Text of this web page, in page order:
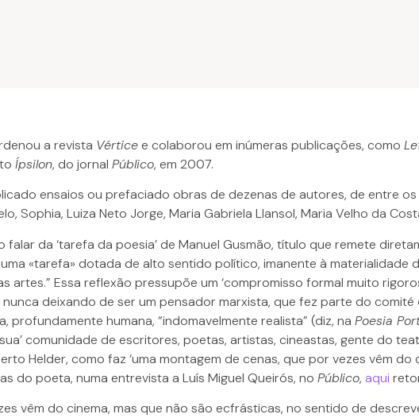
a revista Vértice e colaborou em inúmeras publicações, como
Ípsilon, do jornal Público, em 2007.
ensaios ou prefaciado obras de dezenas de autores, de entre
Sophia, Luiza Neto Jorge, Maria Gabriela Llansol, Maria Velho da
falar da ‘tarefa da poesia’ de Manuel Gusmão, título que remete
«tarefa» dotada de alto sentido político, imanente à materialidade
Essa reflexão pressupõe um ‘compromisso formal muito
nunca deixando de ser um pensador marxista, que fez parte do
profundamente humana, “indomavelmente realista” (diz, na Poesia
comunidade de escritores, poetas, artistas, cineastas, gente do
Helder, como faz ‘uma montagem de cenas, que por vezes vêm do
do poeta, numa entrevista a Luís Miguel Queirós, no Público, aqui
vêm do cinema, mas que não são ecfrásticas, no sentido de